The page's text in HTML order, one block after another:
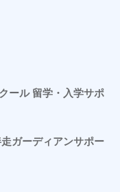
ール 留学・入学サポ
ガーディアンサポー